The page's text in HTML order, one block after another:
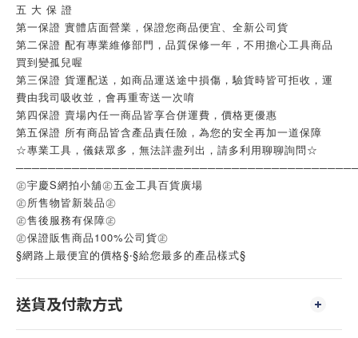
五 大 保 證
第一保證 實體店面營業，保證您商品便宜、全新公司貨
第二保證 配有專業維修部門，品質保修一年，不用擔心工具商品
買到變孤兒喔
第三保證 貨運配送，如商品運送途中損傷，驗貨時皆可拒收，運
費由我司吸收並，會再重寄送一次唷
第四保證 賣場內任一商品皆享合併運費，價格更優惠
第五保證 所有商品皆含產品責任險，為您的安全再加一道保障
☆專業工具，儀錶眾多，無法詳盡列出，請多利用聊聊詢問☆
㊣宇慶S網拍小舖㊣五金工具百貨廣場
㊣所售物皆新裝品㊣
㊣售後服務有保障㊣
㊣保證販售商品100%公司貨㊣
§網路上最便宜的價格§‧§給您最多的產品樣式§
送貨及付款方式